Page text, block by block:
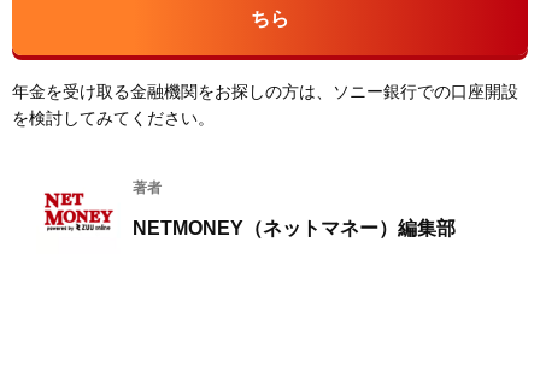
ちら
年金を受け取る金融機関をお探しの方は、ソニー銀行での口座開設
を検討してみてください。
著者
NETMONEY（ネットマネー）編集部